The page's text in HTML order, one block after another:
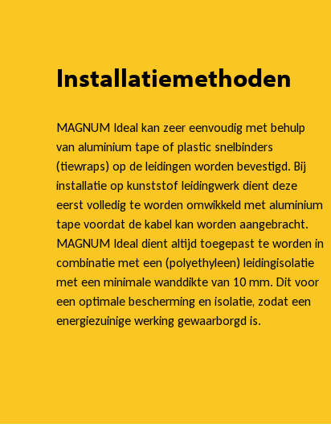
Installatiemethoden
MAGNUM Ideal kan zeer eenvoudig met behulp
van aluminium tape of plastic snelbinders
(tiewraps) op de leidingen worden bevestigd. Bij
installatie op kunststof leidingwerk dient deze
eerst volledig te worden omwikkeld met aluminium
tape voordat de kabel kan worden aangebracht.
MAGNUM Ideal dient altijd toegepast te worden in
combinatie met een (polyethyleen) leidingisolatie
met een minimale wanddikte van 10 mm. Dit voor
een optimale bescherming en isolatie, zodat een
energiezuinige werking gewaarborgd is.